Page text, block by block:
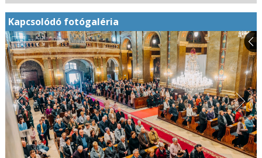
Kapcsolódó fotógaléria